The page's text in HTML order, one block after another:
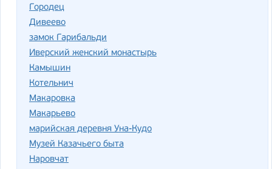
Городец
Дивеево
замок Гарибальди
Иверский женский монастырь
Камышин
Котельнич
Макаровка
Макарьево
марийская деревня Уна-Кудо
Музей Казачьего быта
Наровчат